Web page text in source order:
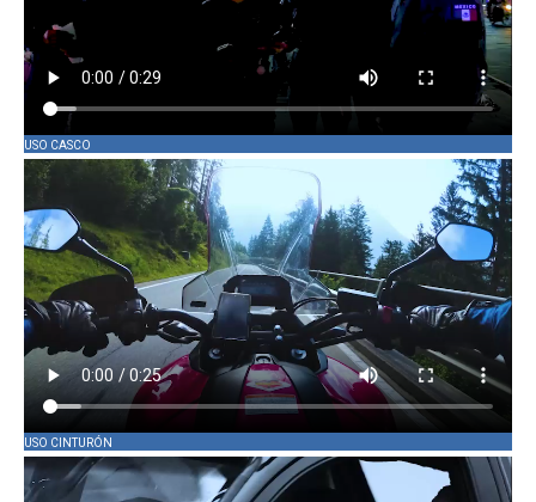
USO CASCO
USO CINTURÓN